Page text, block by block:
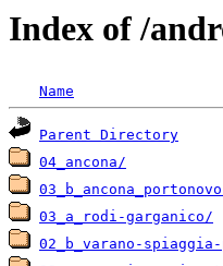
Index of /
Name
Parent Directory
04_ancona/
03_a_rodi-garganico/
02_b_varano-